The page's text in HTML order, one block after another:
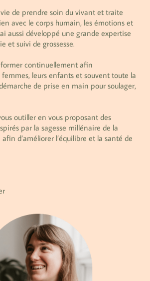
de prendre soin du vivant et traite
avec le corps humain, les émotions et
aussi développé une grande expertise
et suivi de grossesse.
continuellement afin
femmes, leurs enfants et souvent toute la
de prise en main pour soulager,
outiller en vous proposant des
par la sagesse millénaire de la
d’améliorer l’équilibre et la santé de